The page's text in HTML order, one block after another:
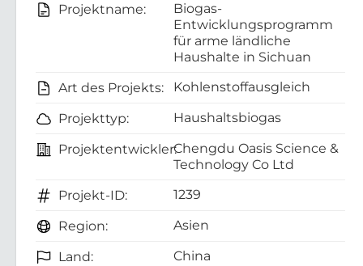
Projektname:
Biogas-
Entwicklungsprogramm
für arme ländliche
Haushalte in Sichuan
Art des Projekts:
Kohlenstoffausgleich
Projekttyp: Haushaltsbiogas
Projektentwickler:Chengdu Oasis Science &
Technology Co Ltd
Projekt-ID:
1239
Region: Asien
Land: China